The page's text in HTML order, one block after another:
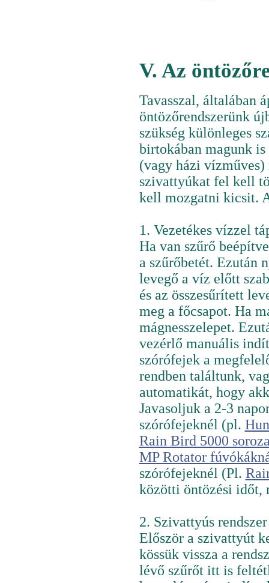
V. Az
Tavasszal, általában
öntözőrendszerünk
szükség különleges
birtokában magunk
(vagy házi vízműves)
szivattyúkat fel kell
kell mozgatni kicsit.
1. Vezetékes vízzel
Ha van szűrő
a szűrőbetét. Ezután
levegő a víz előtt
és az összesűrített
meg a főcsapot. Ha
mágnesszelepet.
vezérlő manuális
szórófejek a
rendben találtunk,
automatikát, hogy
Javasoljuk a 2-3
szórófejeknél (pl.
Rain Bird 5000
MP Rotator
szórófejeknél (Pl.
közötti öntözési időt,
2. Szivattyús
Először a szivattyút
kössük vissza a
lévő szűrőt itt is